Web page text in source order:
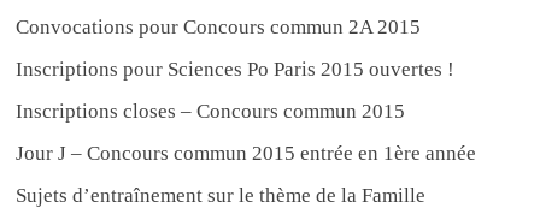
Convocations pour Concours commun 2A 2015
Inscriptions pour Sciences Po Paris 2015 ouvertes !
Inscriptions closes – Concours commun 2015
Jour J – Concours commun 2015 entrée en 1ère année
Sujets d’entraînement sur le thème de la Famille